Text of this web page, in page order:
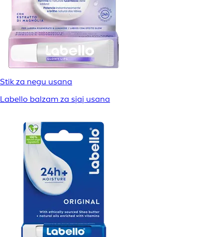
Stik za negu usana
Labello balzam za sjaj usana